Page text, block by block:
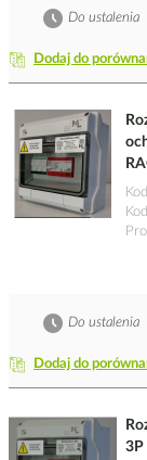
Dodaj do
Do ustalenia
Kod
Dodaj do
Do ustalenia
3P